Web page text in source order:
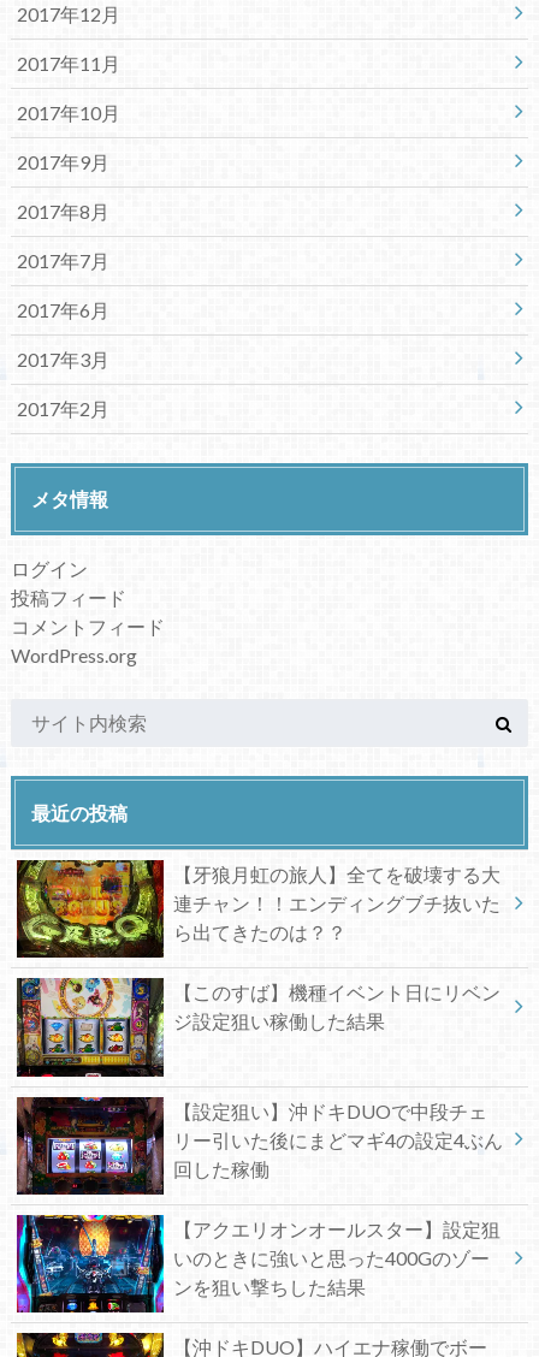
2017年12月
2017年11月
2017年10月
2017年9月
2017年8月
2017年7月
2017年6月
2017年3月
2017年2月
メタ情報
ログイン
投稿フィード
コメントフィード
WordPress.org
最近の投稿
【牙狼月虹の旅人】全てを破壊する大
連チャン！！エンディングブチ抜いた
ら出てきたのは？？
【このすば】機種イベント日にリベン
ジ設定狙い稼働した結果
【設定狙い】沖ドキDUOで中段チェ
リー引いた後にまどマギ4の設定4ぶん
回した稼働
【アクエリオンオールスター】設定狙
いのときに強いと思った400Gのゾー
ンを狙い撃ちした結果
【沖ドキDUO】ハイエナ稼働でボー